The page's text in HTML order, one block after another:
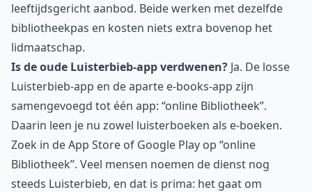
leeftijdsgericht aanbod. Beide werken met dezelfde
bibliotheekpas en kosten niets extra bovenop het
lidmaatschap.
Is de oude Luisterbieb-app verdwenen? Ja. De losse
Luisterbieb-app en de aparte e-books-app zijn
samengevoegd tot één app: “online Bibliotheek”.
Daarin leen je nu zowel luisterboeken als e-boeken.
Zoek in de App Store of Google Play op “online
Bibliotheek”. Veel mensen noemen de dienst nog
steeds Luisterbieb, en dat is prima: het gaat om